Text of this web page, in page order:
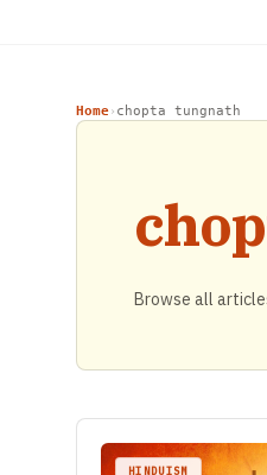
Home› chopta tungnath
Browse all
HINDUISM